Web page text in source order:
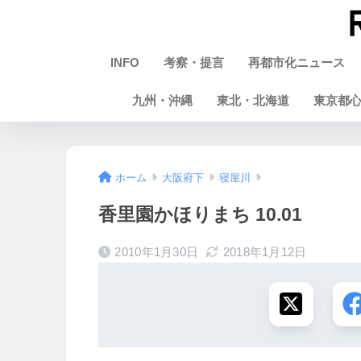
INFO 考察・提言 再都市化ニュース
九州・沖縄 東北・北海道 東京都心
ホーム 大阪府下 寝屋川
香里園かほりまち 10.01
2010年1月30日 2018年1月12日